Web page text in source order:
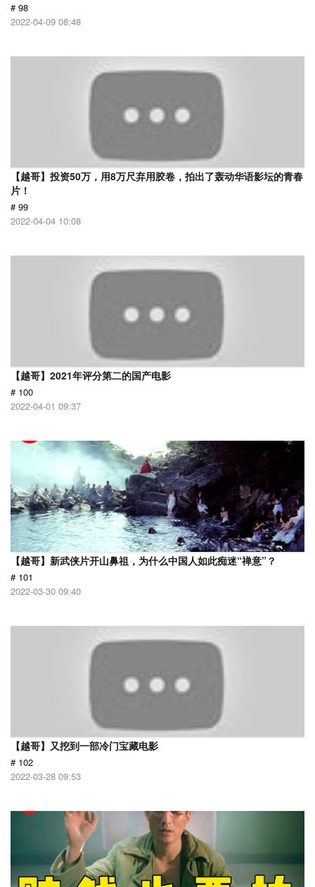
# 98
2022-04-09 08:48
【越哥】投资50万，用8万尺弃用胶卷，拍出了轰动华语影坛的青春
片！
# 99
2022-04-04 10:08
【越哥】2021年评分第二的国产电影
# 100
2022-04-01 09:37
【越哥】新武侠片开山鼻祖，为什么中国人如此痴迷“禅意”？
# 101
2022-03-30 09:40
【越哥】又挖到一部冷门宝藏电影
# 102
2022-03-28 09:53